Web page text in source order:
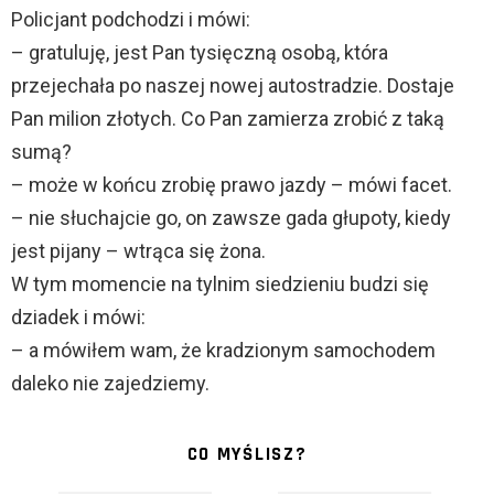
Policjant podchodzi i mówi:
– gratuluję, jest Pan tysięczną osobą, która
przejechała po naszej nowej autostradzie. Dostaje
Pan milion złotych. Co Pan zamierza zrobić z taką
sumą?
– może w końcu zrobię prawo jazdy – mówi facet.
– nie słuchajcie go, on zawsze gada głupoty, kiedy
jest pijany – wtrąca się żona.
W tym momencie na tylnim siedzieniu budzi się
dziadek i mówi:
– a mówiłem wam, że kradzionym samochodem
daleko nie zajedziemy.
CO MYŚLISZ?